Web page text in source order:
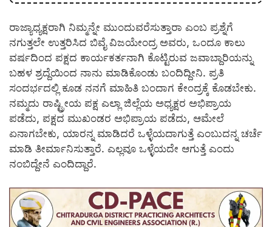
ರಾಜ್ಯಾಧ್ಯಕ್ಷರಾಗಿ ನಿಮ್ಮನ್ನೇ ಮುಂದುವರೆಸುತ್ತಾರಾ ಎಂಬ ಪ್ರಶ್ನೆಗೆ
ನಗುತ್ತಲೇ ಉತ್ತರಿಸಿದ ಬಿವೈ ವಿಜಯೇಂದ್ರ ಅವರು, ಒಂದೂ ಕಾಲು
ವರ್ಷದಿಂದ ಪಕ್ಷದ ಕಾರ್ಯಕರ್ತನಾಗಿ ಕೊಟ್ಟಿರುವ ಜವಾಬ್ದಾರಿಯನ್ನು
ಬಹಳ ಶ್ರದ್ದೆಯಿಂದ ನಾನು ಮಾಡಿಕೊಂಡು ಬಂದಿದ್ದೀನಿ. ಪ್ರತಿ
ಸಂದರ್ಭದಲ್ಲಿ ಕೂಡ ನನಗೆ ಮಾಹಿತಿ ಬಂದಾಗ ಕೇಂದ್ರಕ್ಕೆ ಕೊಡಬೇಕು.
ನಮ್ಮದು ರಾಷ್ಟ್ರೀಯ ಪಕ್ಷ ಎಲ್ಲಾ ಜಿಲ್ಲೆಯ ಅಧ್ಯಕ್ಷರ ಅಭಿಪ್ರಾಯ
ಪಡೆದು, ಪಕ್ಷದ ಮುಖಂಡರ ಅಭಿಪ್ರಾಯ ಪಡೆದು, ಆಮೇಲೆ
ಏನಾಗಬೇಕು, ಯಾರನ್ನ ಮಾಡಿದರೆ ಒಳ್ಳೆಯದಾಗುತ್ತೆ ಎಂಬುದನ್ನ ಚರ್ಚೆ
ಮಾಡಿ ತೀರ್ಮಾನಿಸುತ್ತಾರೆ. ಎಲ್ಲವೂ ಒಳ್ಳೆಯದೇ ಆಗುತ್ತೆ ಎಂದು
ನಂಬಿದ್ದೇನೆ ಎಂದಿದ್ದಾರೆ.